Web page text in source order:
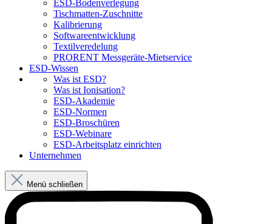
ESD-Bodenverlegung
Tischmatten-Zuschnitte
Kalibrierung
Softwareentwicklung
Textilveredelung
PRORENT Messgeräte-Mietservice
ESD-Wissen
Was ist ESD?
Was ist Ionisation?
ESD-Akademie
ESD-Normen
ESD-Broschüren
ESD-Webinare
ESD-Arbeitsplatz einrichten
Unternehmen
Menü schließen